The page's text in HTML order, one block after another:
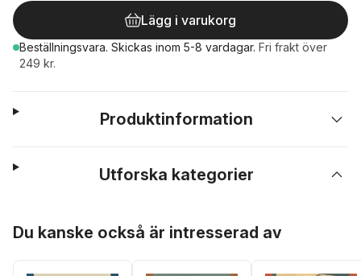
Lägg i varukorg
Beställningsvara. Skickas inom 5-8 vardagar. Fri frakt över
249 kr.
Produktinformation
Utforska kategorier
Du kanske också är intresserad av